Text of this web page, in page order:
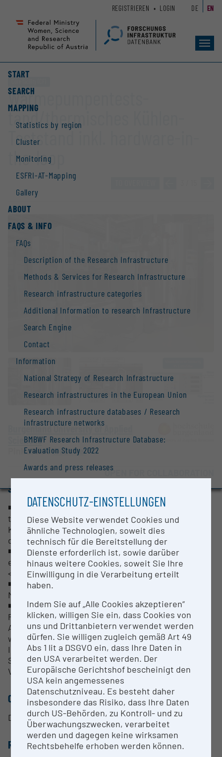
Seiteninhalt
Accesskey
Hauptnavigation
Accesskey
START
SEARCH
MAPPING
Statistics by region
Cluster
Monitoring
ESFRI-AT-Mapping
Gallery
ABOUT
FAQS & INFO
FAQs
Description of the Research Infrastructure
Methods & Services for Research Infrastructure
Research infrastructure categories
Additional Information to research Infrastructure
Search Engine
Contact
Information
National Strategy of Research Infrastructure
Research infrastructures in the European Union
Research infrastructure databases / Research
infrastructure networks
BMBWF Research Infrastructure Database:
Evaluation Study 2022
Awards and press releases
REGISTRIEREN LOGIN DE EN
Wärmep­ump­ent­ests­
tand/thermi­sches Kühlen-
Teststand inkl. hardware-in-
the-loop
Burgenland University of Applied
Sciences
Pinkafeld |Website
OPEN FOR COLLABORATION
SHORT DESCRIPTION
◾Interaktiver Teststand für elektrisch und
thermisch angetriebene Wärmepumpen und
Kältemaschinen zur realitätsnahen Abbildung
dynamischer Effekte unter Laborbedingungen
◾für Wasser/Wasser oder Sole/Wasser Anlagen mit
einer Kondensatorleistung <20 kW (bzw. Stufe 2
<100 kW)
◾Wärmequelle für thermisch angetriebene
Maschinen (<100 °C)
◾Versuchsträger sind via Hardware-in-the-Loop
Prinzip mit Gebäude- und
Anlagensimulationsprogramm TRNSYS koppelbar,
wodurch die Messwerte des Versuchsträgers als
Input für die Simulation und die Outputs der
Simulation als neue Sollwerte für den
Versuchsträger verwendet werden können.
CONTACT PERSON
DI DI(FH) Werner Stutterecker
RESEARCH SERVICES
DATENSCHUTZ-EINSTELLUNGEN
Diese Website verwendet Cookies und
ähnliche Technologien, soweit dies
technisch für die Bereitstellung der
Dienste erforderlich ist, sowie darüber
hinaus weitere Cookies, soweit Sie Ihre
Einwilligung in die Verarbeitung erteilt
haben.
Indem Sie auf „Alle Cookies akzeptieren“
klicken, willigen Sie ein, dass Cookies von
uns und Drittanbietern verwendet werden
dürfen. Sie willigen zugleich gemäß Art 49
Abs 1 lit a DSGVO ein, dass Ihre Daten in
den USA verarbeitet werden. Der
Europäische Gerichtshof bescheinigt den
USA kein angemessenes
Datenschutzniveau. Es besteht daher
insbesondere das Risiko, dass Ihre Daten
durch US-Behörden, zu Kontroll- und zu
Überwachungszwecken, verarbeitet
werden und dagegen keine wirksamen
Rechtsbehelfe erhoben werden können.